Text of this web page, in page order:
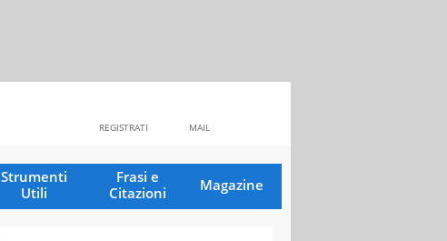
MAIL
REGISTRATI
Strumenti
Utili
Frasi e
Citazioni
Magazine